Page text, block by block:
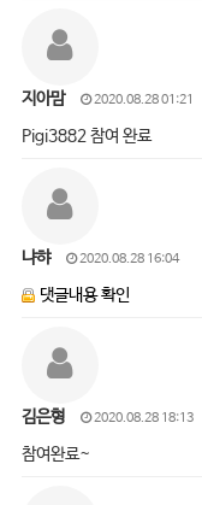
지아맘 2020.08.28 01:21
Pigi3882 참여 완료
냐햐 2020.08.28 16:04
댓글내용 확인
김은형 2020.08.28 18:13
참여완료~